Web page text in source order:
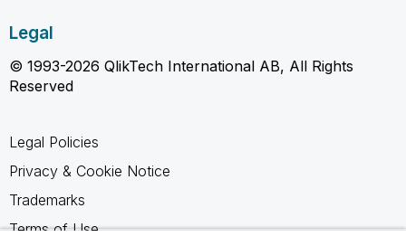
Legal
© 1993-2026 QlikTech International AB, All Rights
Reserved
Legal Policies
Privacy & Cookie Notice
Trademarks
Terms of Use